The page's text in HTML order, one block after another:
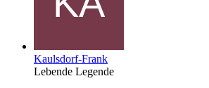
Kaulsdorf-Frank
Lebende Legende